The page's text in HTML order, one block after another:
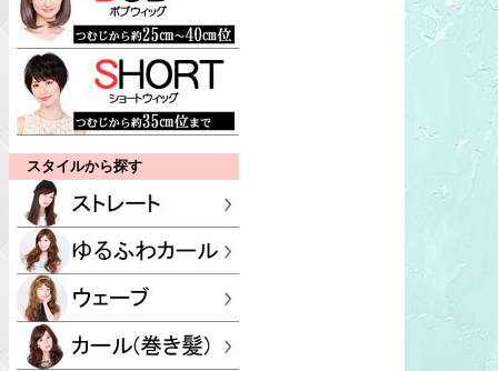
スタイルから探す